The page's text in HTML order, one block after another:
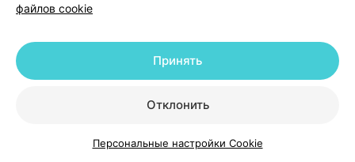
КаталогКорзинаИзбранноеПрофиль
мл 3 мл× 10
для внутримышечного введения,
файлов cookie
Отклонить
Принять
Персональные настройки Cookie